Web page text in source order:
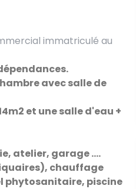
immatriculé au
avec salle de
et une salle d'eau +
atelier, garage ....
chauffage
phytosanitaire, piscine